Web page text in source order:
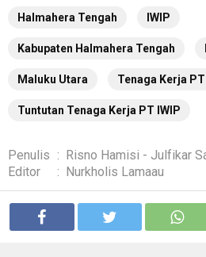
Halmahera Tengah IWIP
Kabupaten Halmahera Tengah
Maluku Utara Tenaga Kerja PT
Tuntutan Tenaga Kerja PT IWIP
Penulis : Risno Hamisi - Julfikar
Editor
: Nurkholis Lamaau